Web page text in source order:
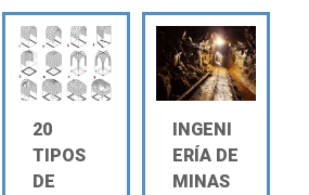
20
TIPOS
DE
INGENI
ERÍA DE
MINAS